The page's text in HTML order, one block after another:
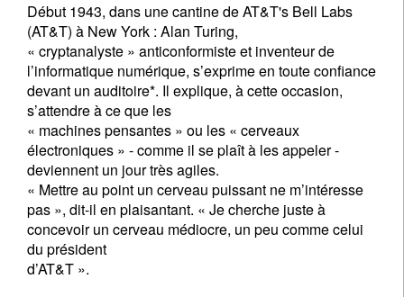
Début 1943, dans une cantine de AT&T's Bell Labs
(AT&T) à New York : Alan Turing,
« cryptanalyste » anticonformiste et inventeur de
l’informatique numérique, s’exprime en toute confiance
devant un auditoire*. Il explique, à cette occasion,
s’attendre à ce que les
« machines pensantes » ou les « cerveaux
électroniques » - comme il se plaît à les appeler -
deviennent un jour très agiles.
« Mettre au point un cerveau puissant ne m’intéresse
pas », dit-il en plaisantant. « Je cherche juste à
concevoir un cerveau médiocre, un peu comme celui
du président
d’AT&T ».